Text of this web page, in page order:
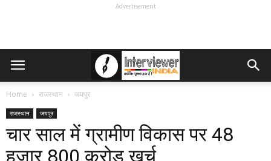
Advertisement
Home राजस्थान जयपुर
राजस्थान जयपुर
चार साल में ग्रामीण विकास पर 48
हजार 800 करोड़ खर्च